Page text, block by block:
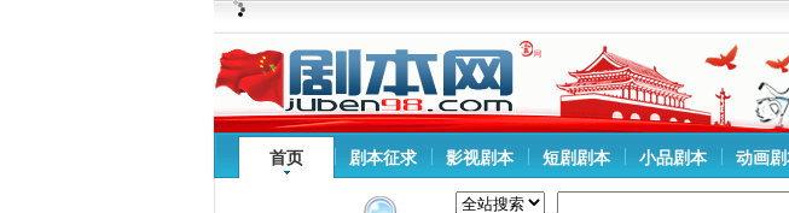
首页 剧本征求 影视剧本 短剧剧本 小品剧本 动画